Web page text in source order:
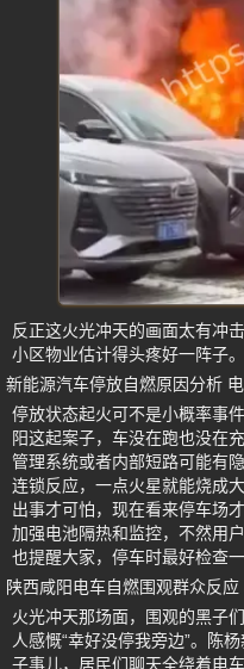
反正这火光冲天的画面太有冲
小区物业估计得头疼好一阵子。
新能源汽车停放自燃原因分析
停放状态起火可不是小概率事
阳这起案子，车没在跑也没在
管理系统或者内部短路可能有
连锁反应，一点火星就能烧成
出事才可怕，现在看来停车场
加强电池隔热和监控，不然用
也提醒大家，停车时最好检查
陕西咸阳电车自燃围观群众反
火光冲天那场面，围观的黑子
人感慨“幸好没停我旁边”。陈
子事儿，居民们聊天全绕着电